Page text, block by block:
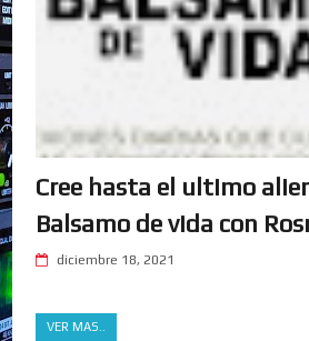
Cree hasta el ultimo
Balsamo de vida con
diciembre 18, 2021
VER MAS..